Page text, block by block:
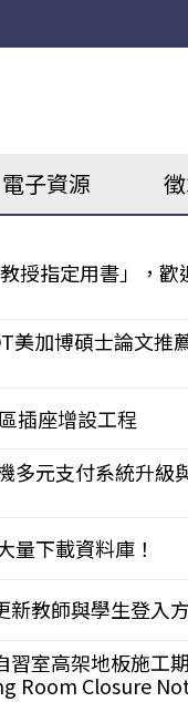
電子資源
授指定用書」，歡
美加博碩士論文推
插座增設工程
多元支付系統升級
量下載資料庫！
教師與學生登入
習室高架地板施工
Room Closure